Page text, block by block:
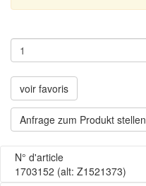
voir favoris
Anfrage zum Produkt stellen
N° d'article
1703152 (alt: Z1521373)